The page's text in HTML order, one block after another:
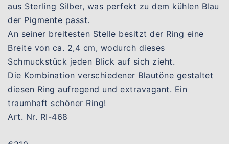
aus Sterling Silber, was perfekt zu dem kühlen Blau
der Pigmente passt.
An seiner breitesten Stelle besitzt der Ring eine
Breite von ca. 2,4 cm, wodurch dieses
Schmuckstück jeden Blick auf sich zieht.
Die Kombination verschiedener Blautöne gestaltet
diesen Ring aufregend und extravagant. Ein
traumhaft schöner Ring!
Art. Nr. RI-468